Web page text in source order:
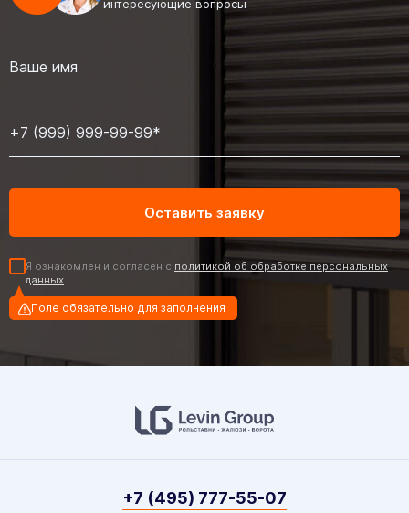
интересующие вопросы
Я ознакомлен и согласен с политикой об обработке персональных
данных
Поле обязательно для заполнения
+7 (495) 777-55-07